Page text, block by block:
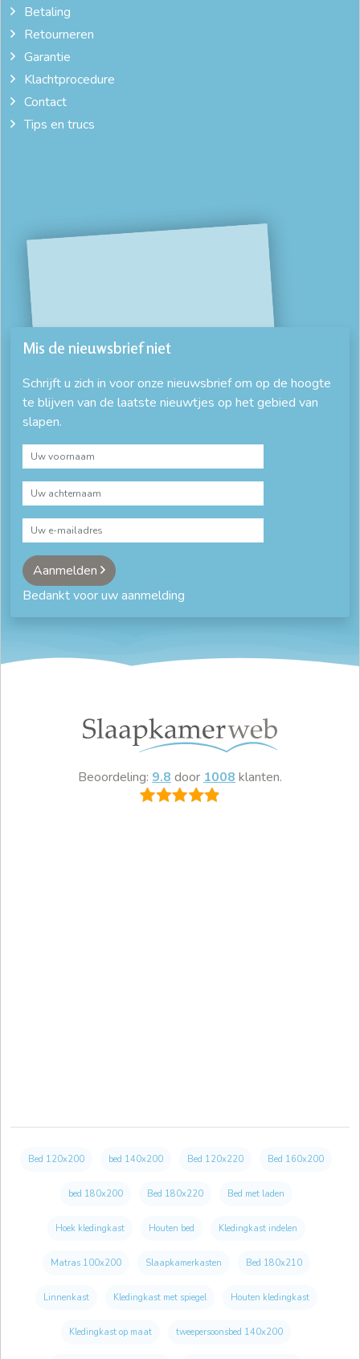
Betaling
Retourneren
Garantie
Klachtprocedure
Contact
Tips en trucs
Mis de nieuwsbrief niet
Schrijft u zich in voor onze nieuwsbrief om op de hoogte
te blijven van de laatste nieuwtjes op het gebied van
slapen.
Aanmelden
Bedankt voor uw aanmelding
Beoordeling: 9.8 door 1008 klanten.
Bed 120x200 bed 140x200 Bed 120x220 Bed 160x200
bed 180x200 Bed 180x220 Bed met laden
Hoek kledingkast Houten bed Kledingkast indelen
Matras 100x200 Slaapkamerkasten Bed 180x210
Linnenkast Kledingkast met spiegel Houten kledingkast
Kledingkast op maat tweepersoonsbed 140x200